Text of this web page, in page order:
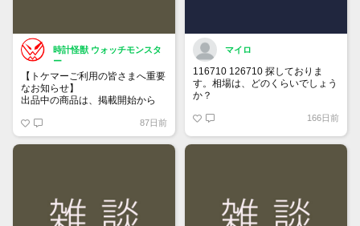
時計怪獣 ウォッチモンスタ
ー
【トケマーご利用の皆さまへ重要
なお知らせ】
出品中の商品は、掲載開始から
「下書き」へ戻ります。
トップページでお気に入り登録が
87日前
マイロ
116710 126710 探しておりま
す。相場は、どのくらいでしょう
か？
166日前